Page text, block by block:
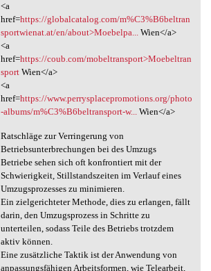
<a
href=https://globalcatalog.com/m%C3%B6beltran
sportwienat.at/en/about>Moebelpa...Wien</a>
<a
href=https://coub.com/mobeltransport>Moebeltran
sportWien</a>
<a
href=https://www.perrysplacepromotions.org/photo
-albums/m%C3%B6beltransport-w...Wien</a>
Ratschläge zur Verringerung von
Betriebsunterbrechungen bei des Umzugs
Betriebe sehen sich oft konfrontiert mit der
Schwierigkeit, Stillstandszeiten im Verlauf eines
Umzugsprozesses zu minimieren.
Ein zielgerichteter Methode, dies zu erlangen, fällt
darin, den Umzugsprozess in Schritte zu
unterteilen, sodass Teile des Betriebs trotzdem
aktiv können.
Eine zusätzliche Taktik ist der Anwendung von
anpassungsfähigen Arbeitsformen, wie Telearbeit,